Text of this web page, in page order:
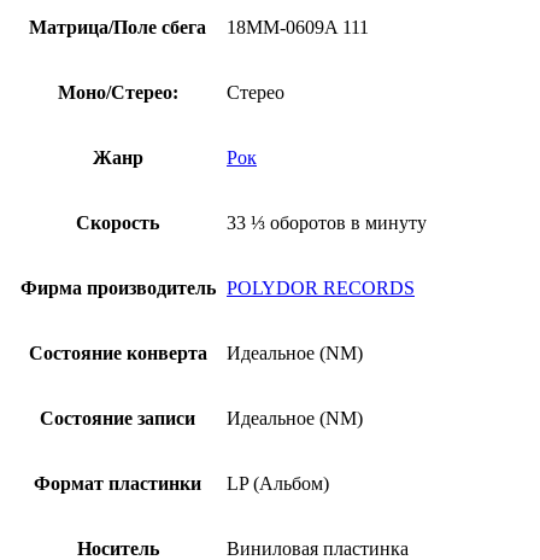
Матрица/Поле сбега 18MM-0609A 111
Моно/Стерео: Стерео
Жанр Рок
Скорость 33 ⅓ оборотов в минуту
Фирма производитель POLYDOR RECORDS
Состояние конверта Идеальное (NM)
Состояние записи Идеальное (NM)
Формат пластинки LP (Альбом)
Носитель Виниловая пластинка